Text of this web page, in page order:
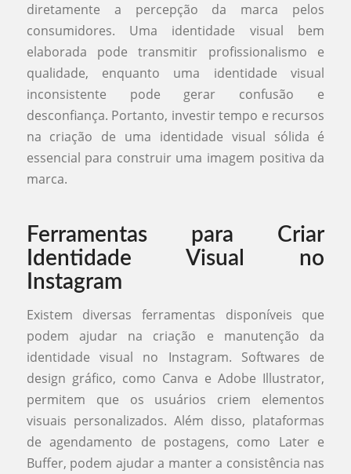
diretamente a percepção da marca pelos
consumidores. Uma identidade visual bem
elaborada pode transmitir profissionalismo e
qualidade, enquanto uma identidade visual
inconsistente pode gerar confusão e
desconfiança. Portanto, investir tempo e recursos
na criação de uma identidade visual sólida é
essencial para construir uma imagem positiva da
marca.
Ferramentas para Criar
Identidade Visual no
Instagram
Existem diversas ferramentas disponíveis que
podem ajudar na criação e manutenção da
identidade visual no Instagram. Softwares de
design gráfico, como Canva e Adobe Illustrator,
permitem que os usuários criem elementos
visuais personalizados. Além disso, plataformas
de agendamento de postagens, como Later e
Buffer, podem ajudar a manter a consistência nas